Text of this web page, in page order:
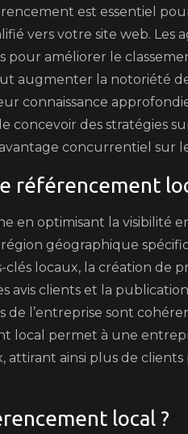
est essentiel
vers votre site web. Les
pour améliorer le
augmenter la notoriété
connaissance
des stratégies
concurrentiel sur
référencement
en optimisant la visibilité
géographique
clés locaux, la création de
avis clients et la
de l’entreprise sont
local permet à une
attirant ainsi plus de
local ?